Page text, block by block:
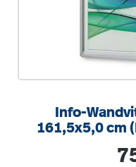
Info-Wandvitrine,
161,5x5,0 cm (B/